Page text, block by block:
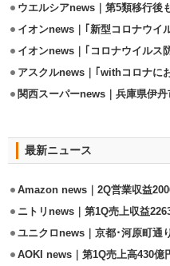
最新ニュース